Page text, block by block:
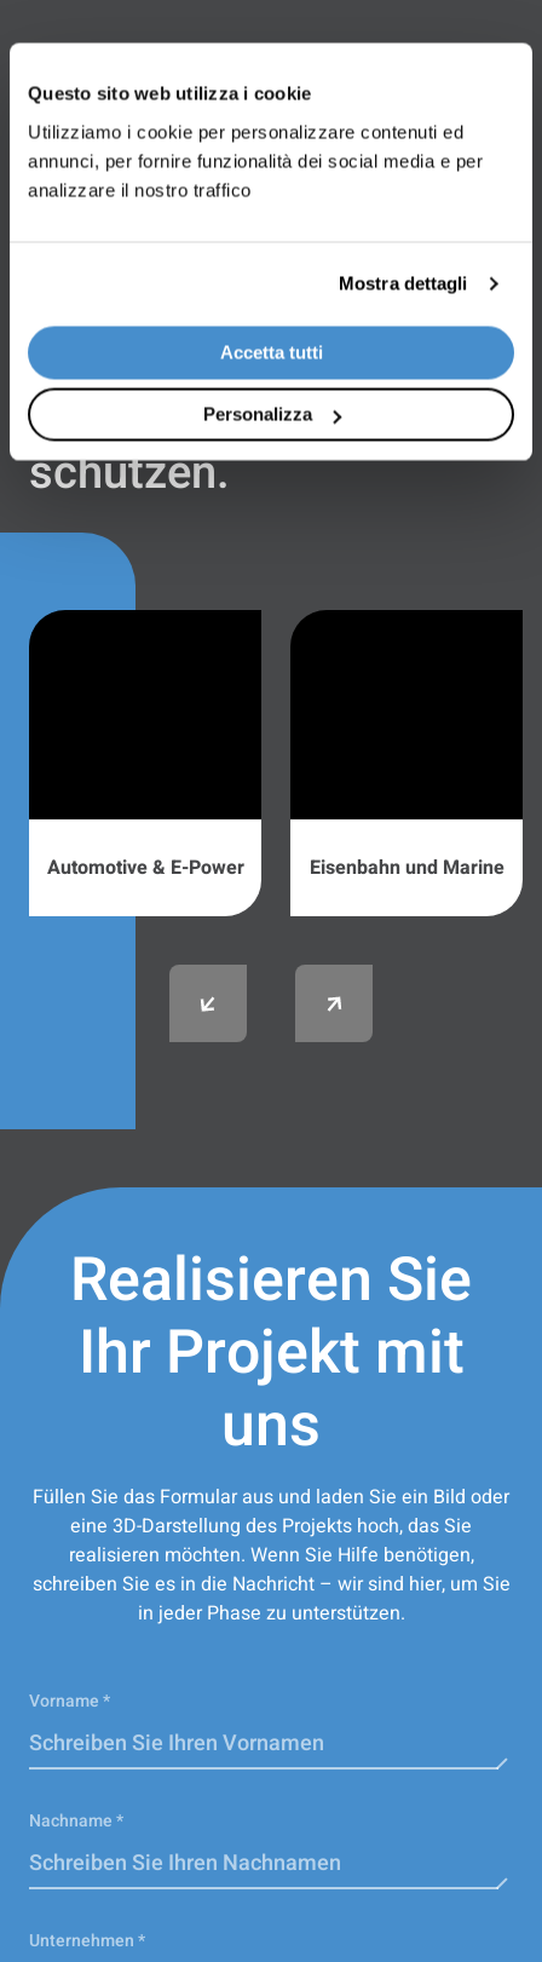
Questo sito web utilizza i cookie
Utilizziamo i cookie per personalizzare contenuti ed
annunci, per fornire funzionalità dei social media e per
analizzare il nostro traffico
Mostra dettagli
Accetta tutti
Personalizza
Verwendungssektoren
Zu Lande, zu Wasser
unterstützen Branchen,
die
innovativsind und
unserenPlaneten
schützen.
Automotive & E-Power Eisenbahn und Marine
Realisieren Sie
Ihr Projekt mit
uns
Füllen Sie das Formular aus und laden Sie ein Bild oder
eine 3D-Darstellung des Projekts hoch, das Sie
realisieren möchten. Wenn Sie Hilfe benötigen,
schreiben Sie es in die Nachricht – wir sind hier, um Sie
in jeder Phase zu unterstützen.
Vorname *
Nachname *
Unternehmen *